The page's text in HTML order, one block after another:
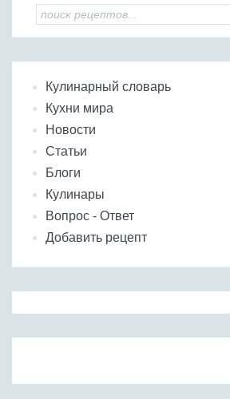
Кулинарный словарь
Кухни мира
Новости
Статьи
Блоги
Кулинары
Вопрос - Ответ
Добавить рецепт